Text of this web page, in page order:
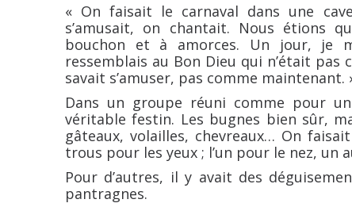
« On faisait le carnaval dans une
s’amusait, on chantait. Nous étions
bouchon et à amorces. Un jour, je
ressemblais au Bon Dieu qui n’était
savait s’amuser, pas comme maintenant.
Dans un groupe réuni comme pour
véritable festin. Les bugnes bien sûr,
gâteaux, volailles, chevreaux… On
trous pour les yeux ; l’un pour le nez, un
Pour d’autres, il y avait des
pantragnes.